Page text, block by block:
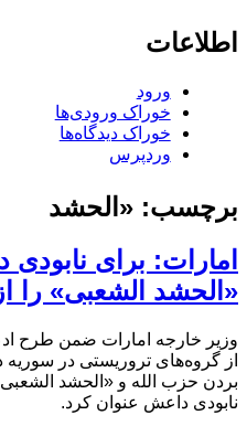
اطلاعات
ورود
خوراک ورودی‌ها
خوراک دیدگاه‌ها
وردپرس
برچسب: «الحشد
امارات: برای
«الحشد الشعبی» را
وزیر خارجه امارات ضمن طرح
از گروه‌های تروریستی در
بردن حزب الله و «الحشد
نابودی داعش عنوان کرد.